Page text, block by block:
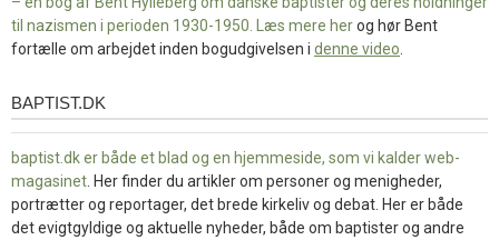
til nazismen i perioden 1930-1950. Læs mere herog hør Bent
fortælle om arbejdet inden bogudgivelsen i denne video
baptist.dk
BAPTIST.DK
baptist.dk er både et blad og en hjemmeside, som vi kalder web-
magasinet . Her finder du artikler om personer og menigheder,
portrætter og reportager, det brede kirkeliv og debat. Her er både
det evigtgyldige og aktuelle nyheder, både om baptister og andre